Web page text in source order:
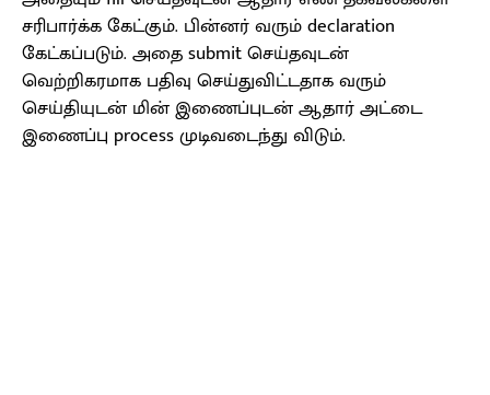
சரிபார்க்க கேட்கும். பின்னர் வரும் declaration
கேட்கப்படும். அதை submit செய்தவுடன்
வெற்றிகரமாக பதிவு செய்துவிட்டதாக வரும்
செய்தியுடன் மின் இணைப்புடன் ஆதார் அட்டை
இணைப்பு process முடிவடைந்து விடும்.